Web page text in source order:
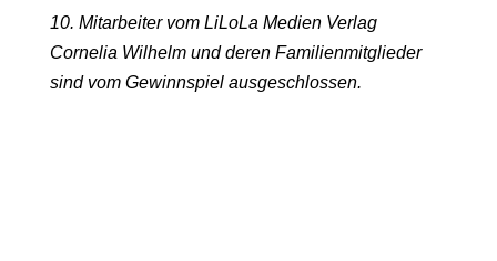
10. Mitarbeiter vom LiLoLa Medien Verlag
Cornelia Wilhelm und deren Familienmitglieder
sind vom Gewinnspiel ausgeschlossen.